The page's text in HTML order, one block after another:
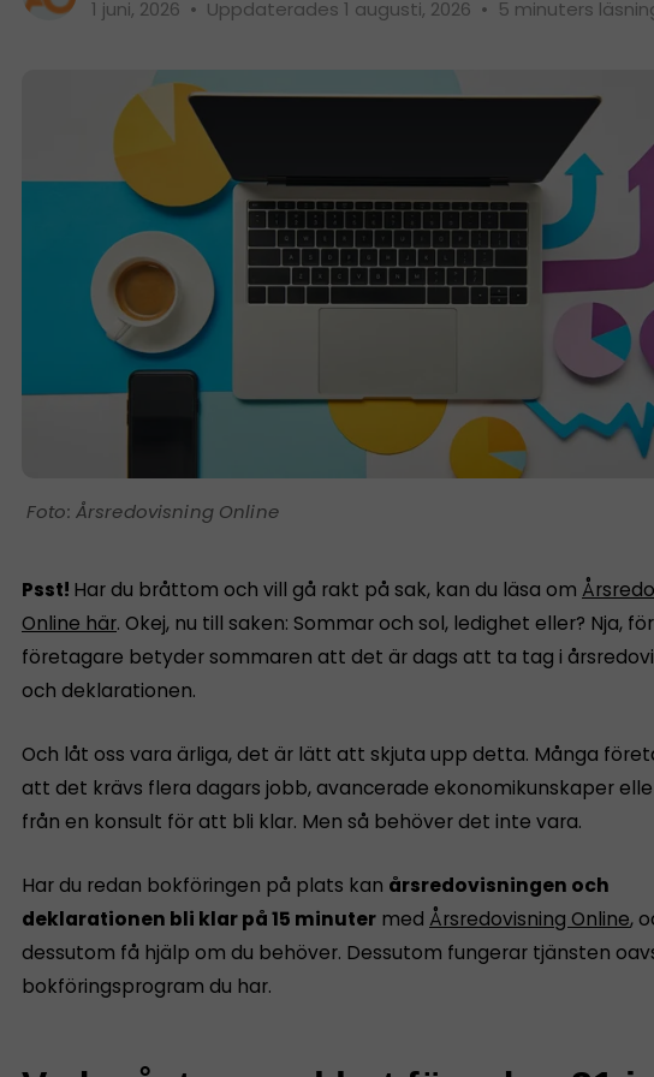
1 juni, 2026 • Uppdaterades 1 augusti, 2026 • 5 minuters
Årsredovisning Online
Psst! Har du bråttom och vill gå rakt på sak, kan du läsa om
Online här. Okej, nu till saken: Sommar och sol, ledighet eller? Nja,
företagare betyder sommaren att det är dags att ta tag i
och deklarationen.
Och låt oss vara ärliga, det är lätt att skjuta upp detta. Många
att det krävs flera dagars jobb, avancerade ekonomikunskaper
från en konsult för att bli klar. Men så behöver det inte vara.
Har du redan bokföringen på plats kan årsredovisningen och
deklarationen bli klar på 15 minuter med Årsredovisning Online,
dessutom få hjälp om du behöver. Dessutom fungerar tjänsten
bokföringsprogram du har.